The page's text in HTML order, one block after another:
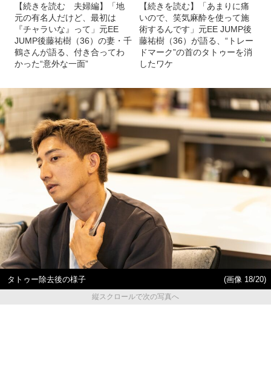
【続きを読む 夫婦編】「地
元の有名人だけど、最初は
『チャラいな』って」元EE
JUMP後藤祐樹（36）の妻・千
鶴さんが語る、付き合ってわ
かった“意外な一面”
【続きを読む】「あまりに痛
いので、笑気麻酔を使って施
術するんです」元EE JUMP後
藤祐樹（36）が語る、“トレー
ドマーク”の首のタトゥーを消
したワケ
タトゥー除去後の様子
(画像 18/20)
縦スクロールで次の写真へ